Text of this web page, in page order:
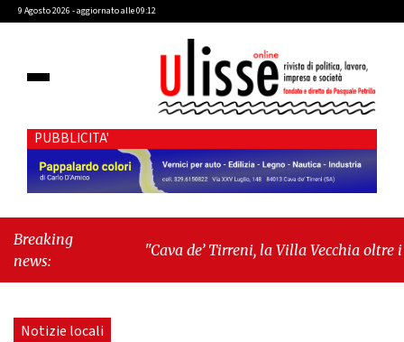
9 Agosto 2026 - aggiornato alle 09:12
PUBBLICITA'
Breaking
news:
"Cava de’ Tirreni, la Villa Vecchia oltre i
seduta consiliare: “Serve chiarezza!”"
Notizie locali